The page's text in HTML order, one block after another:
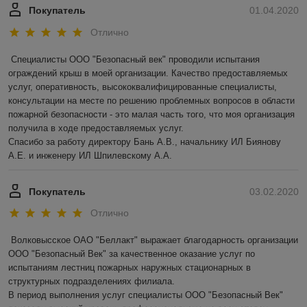
01.04.2020
Покупатель
Отлично
Специалисты ООО "Безопасный век" проводили испытания
ограждений крыш в моей организации. Качество предоставляемых
услуг, оперативность, высококвалифицированные специалисты,
консультации на месте по решению проблемных вопросов в области
пожарной безопасности - это малая часть того, что моя организация
получила в ходе предоставляемых услуг.
Спасибо за работу директору Бань А.В., начальнику ИЛ Биянову
А.Е. и инженеру ИЛ Шпилевскому А.А.
03.02.2020
Покупатель
Отлично
Волковысское ОАО "Беллакт" выражает благодарность организации
ООО "Безопасный Век" за качественное оказание услуг по
испытаниям лестниц пожарных наружных стационарных в
структурных подразделениях филиала.
В период выполнения услуг специалисты ООО "Безопасный Век"